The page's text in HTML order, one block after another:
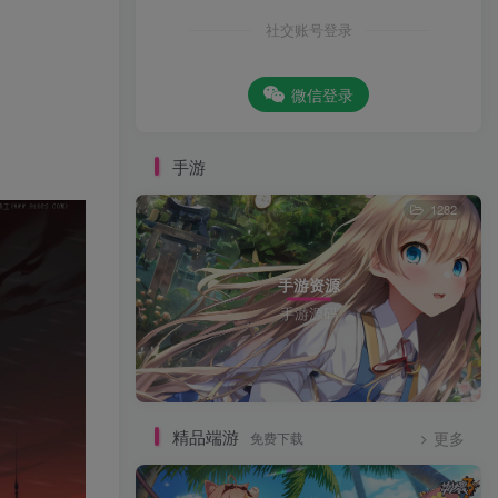
社交账号登录
微信登录
手游
手游资源
手游源码
1282
精品端游 免费下载 更多